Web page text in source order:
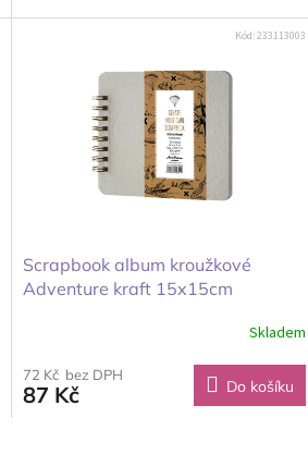
Scrapbook album kroužkové
Adventure kraft 15x15cm
Skladem
72 Kč bez DPH
87 Kč Do košíku
Kód:233113003